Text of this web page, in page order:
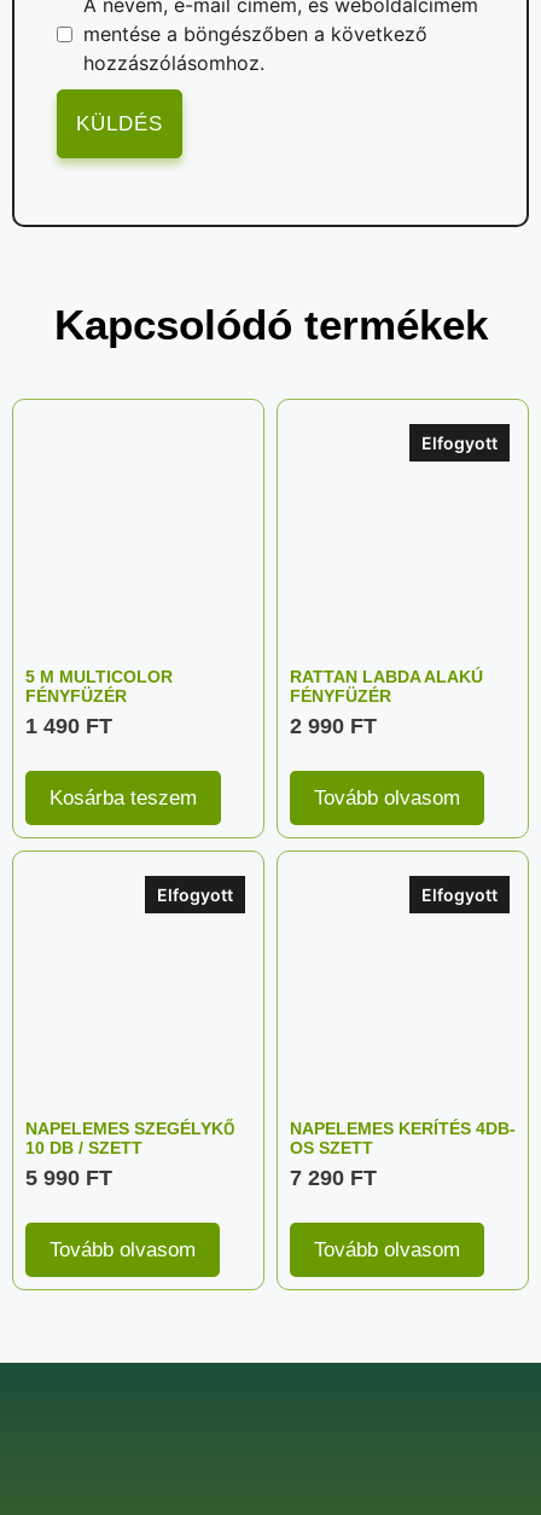
A nevem, e-mail címem, és weboldalcímem
mentése a böngészőben a következő
hozzászólásomhoz.
Kapcsolódó termékek
5 M MULTICOLOR
FÉNYFÜZÉR
1 490 FT
Kosárba teszem
Elfogyott
RATTAN LABDA ALAKÚ
FÉNYFÜZÉR
2 990 FT
Tovább olvasom
Elfogyott
NAPELEMES SZEGÉLYKŐ
10 DB / SZETT
5 990 FT
Tovább olvasom
Elfogyott
NAPELEMES KERÍTÉS 4DB-
OS SZETT
7 290 FT
Tovább olvasom